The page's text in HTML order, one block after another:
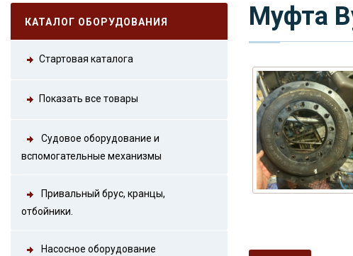
КАТАЛОГ ОБОРУДОВАНИЯ
Стартовая каталога
Показать все товары
Судовое оборудование и
вспомогательные механизмы
Привальный брус, кранцы,
отбойники.
Насосное оборудование
Муфта